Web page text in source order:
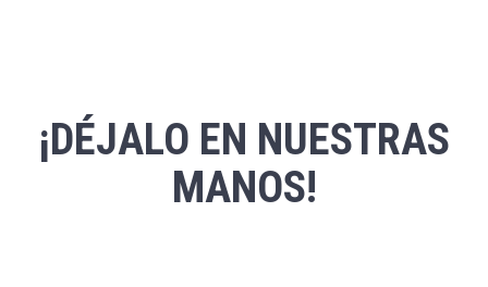
¡DÉJALO EN NUESTRAS
MANOS!